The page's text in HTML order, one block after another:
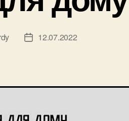
Дата12.07.2022